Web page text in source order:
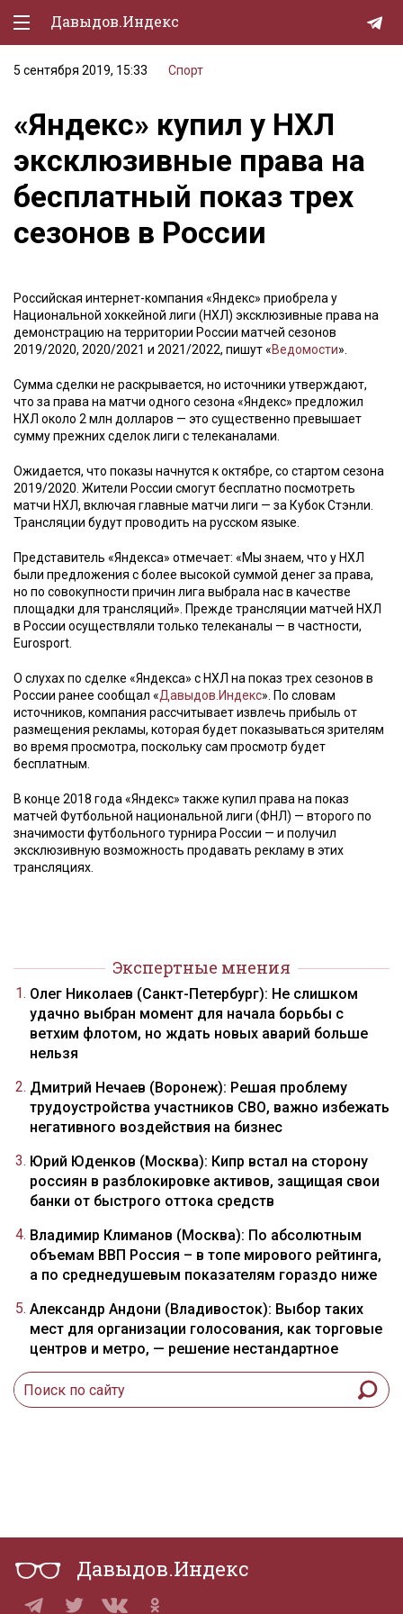
Давыдов.Индекс
Политическая жизнь
Экономика
Природа
Образование
Спорт
Lifestyle
Мурзилка
5 сентября 2019, 15:33 Спорт
«Яндекс» купил у НХЛ
эксклюзивные права на
бесплатный показ трех
сезонов в России
Российская интернет-компания «Яндекс» приобрела у
Национальной хоккейной лиги (НХЛ) эксклюзивные права на
демонстрацию на территории России матчей сезонов
2019/2020, 2020/2021 и 2021/2022, пишут «Ведомости».
Сумма сделки не раскрывается, но источники утверждают,
что за права на матчи одного сезона «Яндекс» предложил
НХЛ около 2 млн долларов — это существенно превышает
сумму прежних сделок лиги с телеканалами.
Ожидается, что показы начнутся к октябре, со стартом сезона
2019/2020. Жители России смогут бесплатно посмотреть
матчи НХЛ, включая главные матчи лиги — за Кубок Стэнли.
Трансляции будут проводить на русском языке.
Представитель «Яндекса» отмечает: «Мы знаем, что у НХЛ
были предложения с более высокой суммой денег за права,
но по совокупности причин лига выбрала нас в качестве
площадки для трансляций». Прежде трансляции матчей НХЛ
в России осуществляли только телеканалы — в частности,
Eurosport.
О слухах по сделке «Яндекса» с НХЛ на показ трех сезонов в
России ранее сообщал «Давыдов.Индекс». По словам
источников, компания рассчитывает извлечь прибыль от
размещения рекламы, которая будет показываться зрителям
во время просмотра, поскольку сам просмотр будет
бесплатным.
В конце 2018 года «Яндекс» также купил права на показ
матчей Футбольной национальной лиги (ФНЛ) — второго по
значимости футбольного турнира России — и получил
эксклюзивную возможность продавать рекламу в этих
трансляциях.
Экспертные мнения
Олег Николаев (Санкт-Петербург): Не слишком
удачно выбран момент для начала борьбы с
ветхим флотом, но ждать новых аварий больше
нельзя
Дмитрий Нечаев (Воронеж): Решая проблему
трудоустройства участников СВО, важно избежать
негативного воздействия на бизнес
Юрий Юденков (Москва): Кипр встал на сторону
россиян в разблокировке активов, защищая свои
банки от быстрого оттока средств
Владимир Климанов (Москва): По абсолютным
объемам ВВП Россия – в топе мирового рейтинга,
а по среднедушевым показателям гораздо ниже
Александр Андони (Владивосток): Выбор таких
мест для организации голосования, как торговые
центров и метро, — решение нестандартное
Давыдов.Индекс